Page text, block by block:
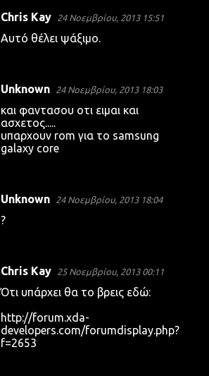
Chris Kay 24 Νοεμβρίου, 2013 15:51
Αυτό θέλει ψάξιμο.
Unknown 24 Νοεμβρίου, 2013 18:03
και φαντασου οτι ειμαι και
ασχετος.....
υπαρχουν rom για το samsung
galaxy core
Unknown 24 Νοεμβρίου, 2013 18:04
?
Chris Kay 25 Νοεμβρίου, 2013 00:11
Ότι υπάρχει θα το βρεις εδώ:
http://forum.xda-
developers.com/forumdisplay.php?
f=2653